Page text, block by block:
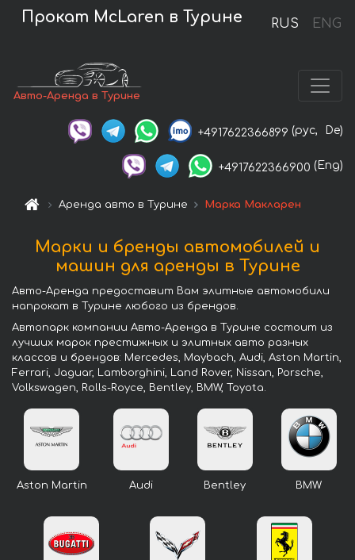
RUS ENG
Прокат McLaren в Турине
Авто-Аренда в Турине
+4917622366899 (рус, De)
+4917622366900 (Eng)
Аренда авто в Турине Марка Макларен
Марки и бренды автомобилей и
машин для аренды в Турине
Авто-Аренда предоставит Вам элитные автомобили
напрокат в Турине любого из брендов.
Автопарк компании Авто-Аренда в Турине состоит из
лучших марок престижных и элитных авто разных
классов и брендов: Mercedes, Maybach, Audi, Aston Martin,
Ferrari, Jaguar, Lamborghini, Land Rover, Nissan, Porsche,
Volkswagen, Rolls-Royce, Bentley, BMW, Toyota.
Aston Martin Audi Bentley BMW